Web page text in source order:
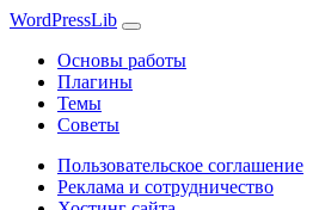
WordPressLib
Основы работы
Плагины
Темы
Советы
Пользовательское соглашение
Реклама и сотрудничество